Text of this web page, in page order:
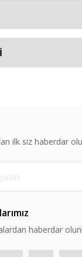
ilk siz haberdar
haberdar olun!